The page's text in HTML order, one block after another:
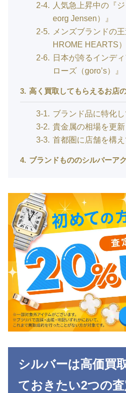
2-4
人気急上昇中の『
eorg Jensen）』
2-5
メンズブランドの
HROME HEARTS）
2-6
日本が誇るインデ
ローズ（goro’s）』
3 高く買取してもらえるお店
3-1
ブランド品に特化
3-2
貴金属の相場を更
3-3 首都圏に店舗を構
4 ブランドもののシルバーア
シルバーは高価買
ておきたい2つの